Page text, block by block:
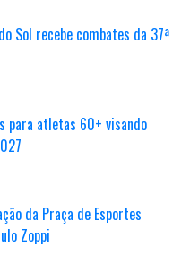
Sol recebe combates da 37ª
para atletas 60+ visando
da Praça de Esportes
Zoppi